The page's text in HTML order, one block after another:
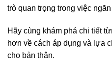
trò quan trọng trong việc
Hãy cùng khám phá chi tiết
hơn về cách áp dụng và lựa
cho bản thân.